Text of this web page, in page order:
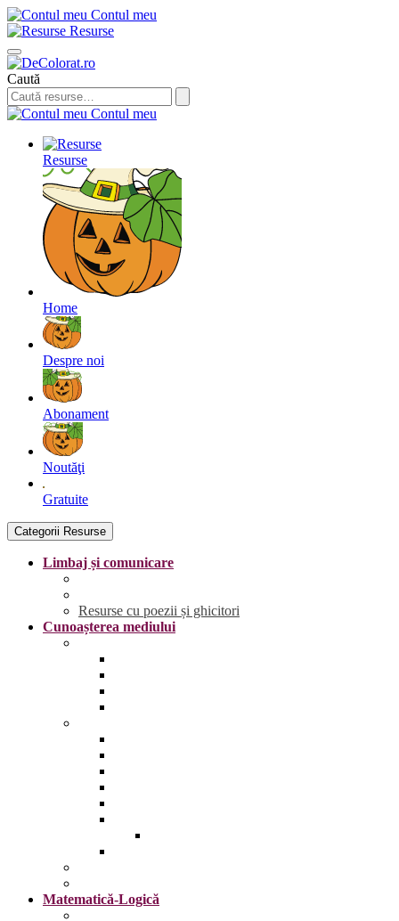
Contul meu
Resurse
Caută
Contul meu
Resurse
Home
Despre noi
Abonament
Noutăţi
Gratuite
Categorii Resurse
Limbaj și comunicare
Resurse cu poezii și ghicitori
Cunoașterea mediului
Matematică-Logică